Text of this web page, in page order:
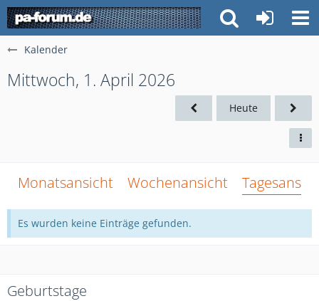
Kalender
Mittwoch, 1. April 2026
Heute
Monatsansicht Wochenansicht
Es wurden keine Einträge gefunden.
Geburtstage